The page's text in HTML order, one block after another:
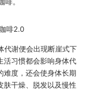
啡2.0
代谢便会出现断崖式下
活习惯都会影响身体代
难度，还会使身体长期
肤干燥、脱发以及慢性
，夏日的气